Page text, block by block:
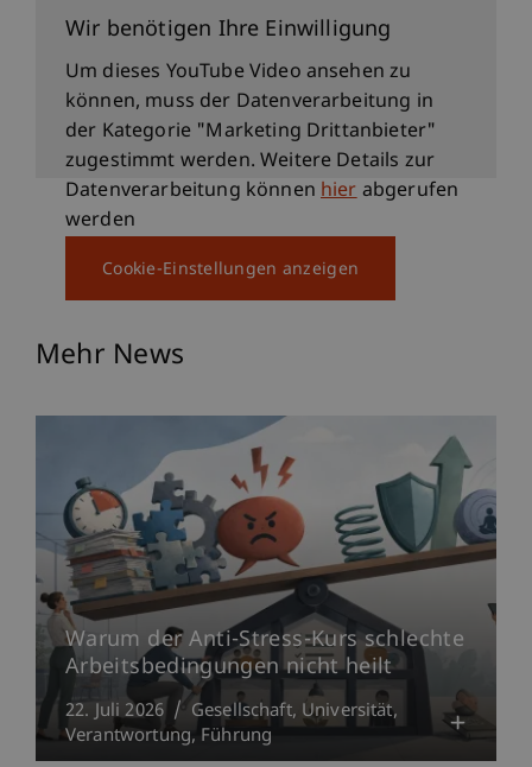
Wir benötigen Ihre Einwilligung
Um dieses YouTube Video ansehen zu
können, muss der Datenverarbeitung in
der Kategorie "Marketing Drittanbieter"
zugestimmt werden. Weitere Details zur
Datenverarbeitung könnenhierabgerufen
werden
Cookie-Einstellungen anzeigen
Mehr News
Warum der Anti-Stress-Kurs schlechte
Arbeitsbedingungen nicht heilt
22. Juli 2026 Gesellschaft Universität
Verantwortung Führung